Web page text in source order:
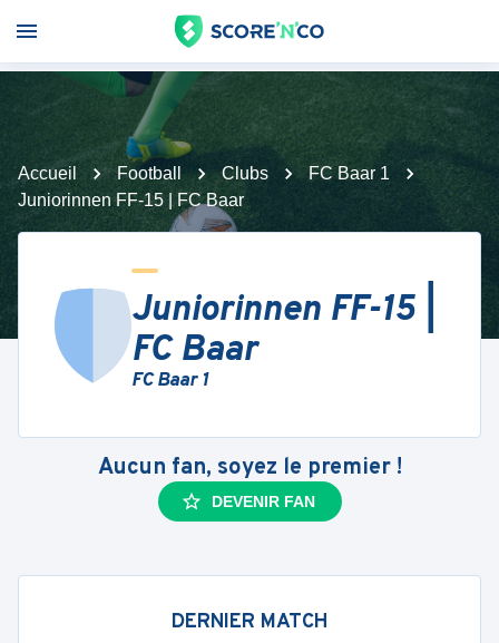
Accueil Football Clubs
FC Baar 1
Juniorinnen FF-15 | FC Baar
Juniorinnen FF-15 |
FC Baar
FC Baar 1
Aucun fan, soyez le premier !
DEVENIR FAN
DERNIER MATCH